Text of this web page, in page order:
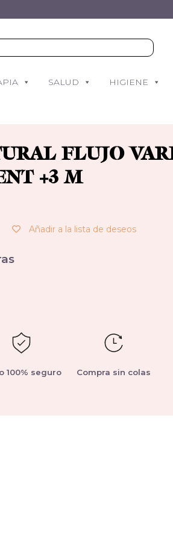
SALUD HIGIENE
FLUJO
+3 M
Añadir a la lista de deseos
100% seguro Compra sin colas